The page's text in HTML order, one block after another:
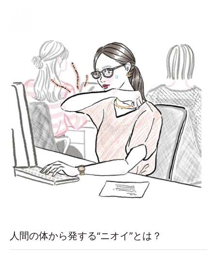
人間の体から発する“ニオイ”とは？